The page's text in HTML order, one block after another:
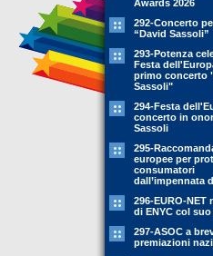
Awards 2026
292-Concerto
“David Sassoli”
293-Potenza
Festa
primo concerto
Sassoli"
294-Festa
concerto in
Sassoli
295-
europee per
consumatori
dall’impennata
296-EURO-NET
di ENYC col
297-ASOC a
premiazioni